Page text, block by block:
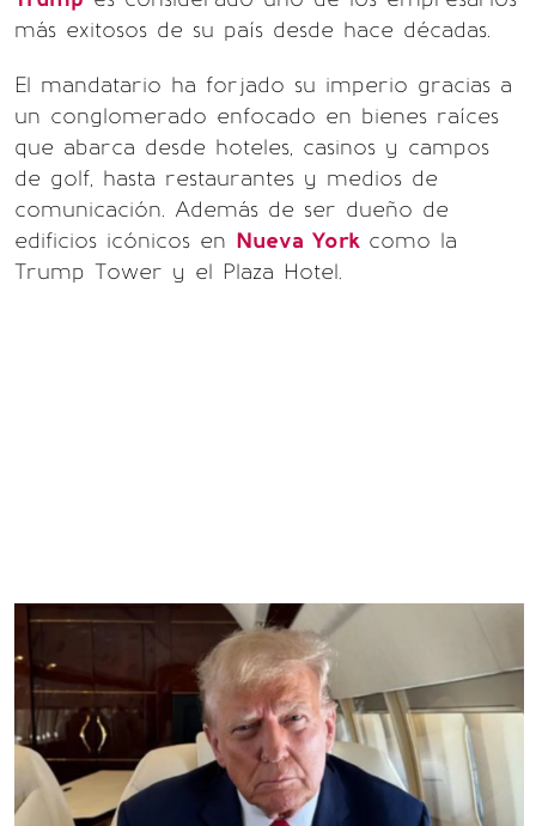
más exitosos de su país desde hace décadas.
El mandatario ha forjado su imperio gracias a
un conglomerado enfocado en bienes raíces
que abarca desde hoteles, casinos y campos
de golf, hasta restaurantes y medios de
comunicación. Además de ser dueño de
edificios icónicos en Nueva York como la
Trump Tower y el Plaza Hotel.